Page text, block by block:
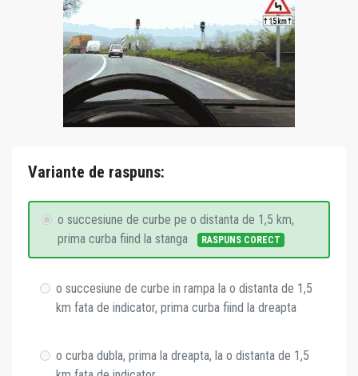
Variante de raspuns:
o succesiune de curbe pe o distanta de 1,5 km,
prima curba fiind la stanga
RASPUNS CORECT
o succesiune de curbe in rampa la o distanta de 1,5
km fata de indicator, prima curba fiind la dreapta
o curba dubla, prima la dreapta, la o distanta de 1,5